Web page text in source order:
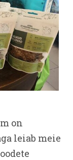
on
leiab meie